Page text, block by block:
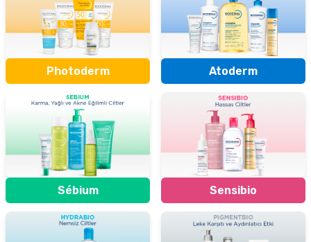
Photoderm Atoderm
Sébium Sensibio